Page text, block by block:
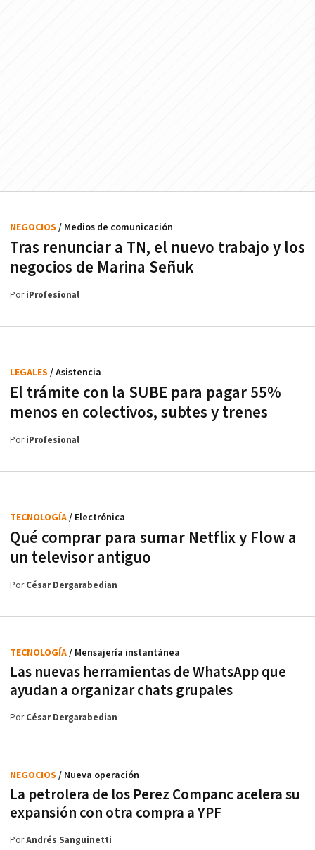
Tras renunciar a TN, el nuevo trabajo y los
negocios de Marina Señuk
NEGOCIOS / Medios de comunicación
PoriProfesional
El trámite con la SUBE para pagar 55%
menos en colectivos, subtes y trenes
LEGALES / Asistencia
PoriProfesional
Qué comprar para sumar Netflix y Flow a
un televisor antiguo
TECNOLOGÍA/ Electrónica
PorCésar Dergarabedian
Las nuevas herramientas de WhatsApp que
ayudan a organizar chats grupales
TECNOLOGÍA/ Mensajería instantánea
PorCésar Dergarabedian
La petrolera de los Perez Companc acelera su
expansión con otra compra a YPF
NEGOCIOS / Nueva operación
PorAndrés Sanguinetti